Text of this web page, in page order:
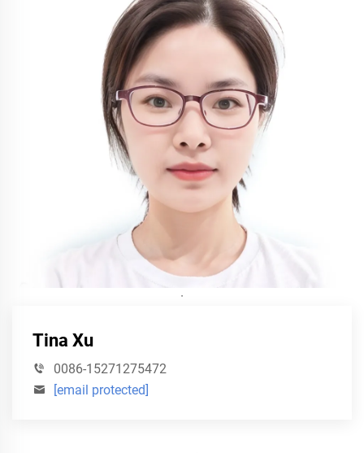
·
Tina Xu
0086-15271275472
[email protected]